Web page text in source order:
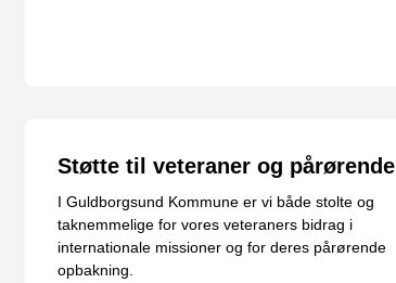
Støtte til veteraner og pårørende
I Guldborgsund Kommune er vi både stolte og
taknemmelige for vores veteraners bidrag i
internationale missioner og for deres pårørende
opbakning.